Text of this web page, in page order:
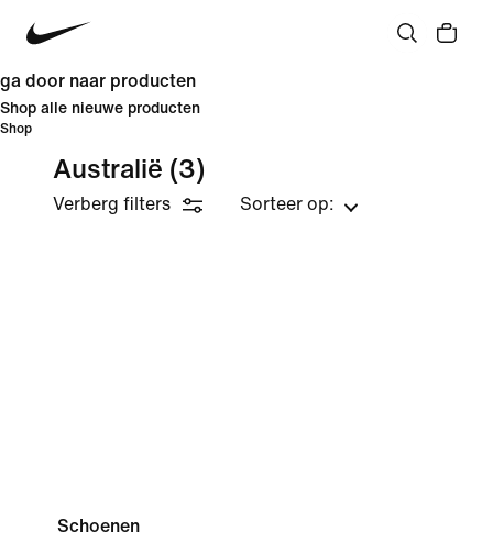
ga door naar producten
Shop alle nieuwe producten
Shop
Australië (3)
Verberg filters Sorteer op:
Schoenen